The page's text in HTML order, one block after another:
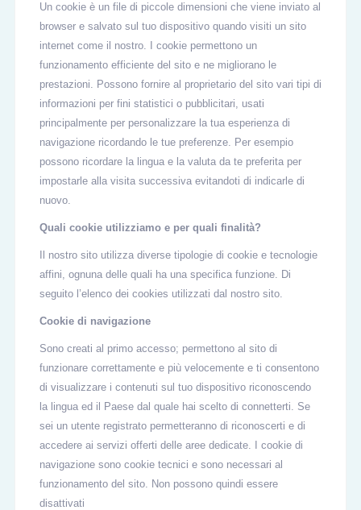
Un cookie è un file di piccole dimensioni che viene inviato al
browser e salvato sul tuo dispositivo quando visiti un sito
internet come il nostro. I cookie permettono un
funzionamento efficiente del sito e ne migliorano le
prestazioni. Possono fornire al proprietario del sito vari tipi di
informazioni per fini statistici o pubblicitari, usati
principalmente per personalizzare la tua esperienza di
navigazione ricordando le tue preferenze. Per esempio
possono ricordare la lingua e la valuta da te preferita per
impostarle alla visita successiva evitandoti di indicarle di
nuovo.
Quali cookie utilizziamo e per quali finalità?
Il nostro sito utilizza diverse tipologie di cookie e tecnologie
affini, ognuna delle quali ha una specifica funzione. Di
seguito l’elenco dei cookies utilizzati dal nostro sito.
Cookie di navigazione
Sono creati al primo accesso; permettono al sito di
funzionare correttamente e più velocemente e ti consentono
di visualizzare i contenuti sul tuo dispositivo riconoscendo
la lingua ed il Paese dal quale hai scelto di connetterti. Se
sei un utente registrato permetteranno di riconoscerti e di
accedere ai servizi offerti delle aree dedicate. I cookie di
navigazione sono cookie tecnici e sono necessari al
funzionamento del sito. Non possono quindi essere
disattivati